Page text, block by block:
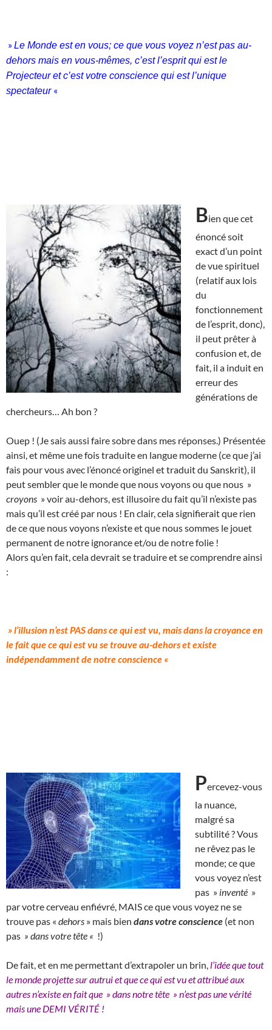
»Le Monde est en vous; ce que vous voyez n’est pas au-
dehors mais en vous-mêmes, c’est l’esprit qui est le
Projecteur et c’est votre conscience qui est l’unique
spectateur «
Bien que cet
énoncé soit
exact d’un point
de vue spirituel
(relatif aux lois
du
fonctionnement
de l’esprit, donc),
il peut prêter à
confusion et, de
fait, il a induit en
erreur des
générations de
chercheurs… Ah bon ?
Ouep ! (Je sais aussi faire sobre dans mes réponses.) Présentée
ainsi, et même une fois traduite en langue moderne (ce que j’ai
fais pour vous avec l’énoncé originel et traduit du Sanskrit), il
peut sembler que le monde que nous voyons ou que nous »
croyons » voir au-dehors, est illusoire du fait qu’il n’existe pas
mais qu’il est créé par nous ! En clair, cela signifierait que rien
de ce que nous voyons n’existe et que nous sommes le jouet
permanent de notre ignorance et/ou de notre folie !
Alors qu’en fait, cela devrait se traduire et se comprendre ainsi
:
» l’illusion n’est PAS dans ce qui est vu, mais dans la croyance en
le fait que ce qui est vu se trouve au-dehors et existe
indépendamment de notre conscience «
Percevez-vous
la nuance,
malgré sa
subtilité ? Vous
ne rêvez pas le
monde; ce que
vous voyez n’est
pas » inventé »
par votre cerveau enfiévré, MAIS ce que vous voyez ne se
trouve pas « dehors » mais bien dans votre conscience (et non
pas » dans votre tête « !)
De fait, et en me permettant d’extrapoler un brin, l’idée que tout
le monde projette sur autrui et que ce qui est vu et attribué aux
autres n’existe en fait que » dans notre tête » n’est pas une vérité
mais une DEMI VÉRITÉ !